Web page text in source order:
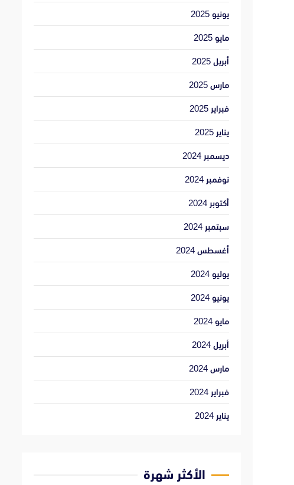
يونيو 2025
مايو 2025
أبريل 2025
مارس 2025
فبراير 2025
يناير 2025
ديسمبر 2024
نوفمبر 2024
أكتوبر 2024
سبتمبر 2024
أغسطس 2024
يوليو 2024
يونيو 2024
مايو 2024
أبريل 2024
مارس 2024
فبراير 2024
يناير 2024
الأكثر شهرة